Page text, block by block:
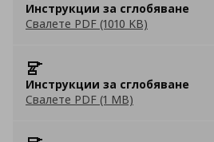
Инструкции за сглобяване
Свалете PDF (1010 KB)
Инструкции за сглобяване
Свалете PDF (1 MB)